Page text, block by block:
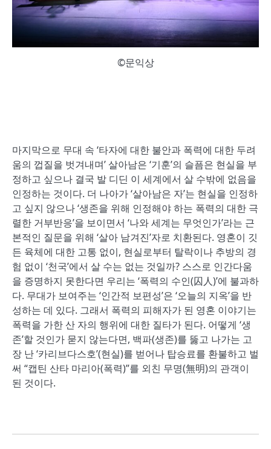
©문익상
마지막으로 무대 속 ‘타자에 대한 불안과 폭력에 대한 두려
움의 껍질을 벗겨내며’ 살아남은 ‘기훈’의 슬픔은 현실을 부
정하고 싶으나 결국 발 디딘 이 세계에서 살 수밖에 없음을
인정하는 것이다. 더 나아가 ‘살아남은 자’는 현실을 인정하
고 싶지 않으나 ‘생존을 위해 인정해야 하는 폭력의 대한 극
렬한 거부반응’을 보이면서 ‘나와 세계는 무엇인가’라는 근
본적인 질문을 위해 ‘살아 남겨진’자로 치환된다. 영혼이 깃
든 육체에 대한 고통 없이, 현실로부터 탈락이나 추방의 경
험 없이 ‘천국’에서 살 수는 없는 것일까? 스스로 인간다움
을 증명하지 못한다면 우리는 ‘폭력의 수인(囚人)’에 불과하
다. 무대가 보여주는 ‘인간적 보편성’은 ‘오늘의 지옥’을 반
성하는 데 있다. 그래서 폭력의 피해자가 된 영혼 이야기는
폭력을 가한 산 자의 행위에 대한 질타가 된다. 어떻게 ‘생
존’할 것인가 묻지 않는다면, 백파(생존)를 뚫고 나가는 고
장 난 ‘카리브다스호’(현실)를 벋어나 탑승료를 환불하고 벌
써 “캡틴 산타 마리아(폭력)”를 외친 무명(無明)의 관객이
된 것이다.